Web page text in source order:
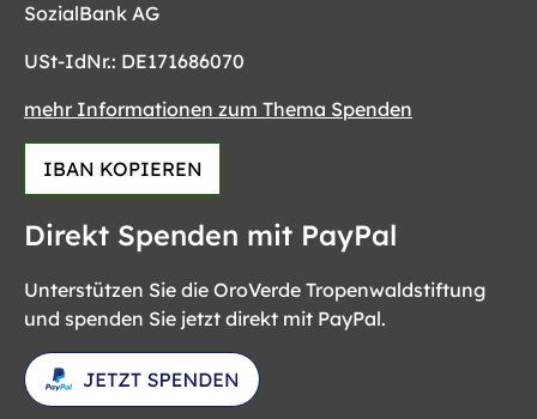
SozialBank AG
USt-IdNr.: DE171686070
mehr Informationen zum Thema Spenden
IBAN KOPIEREN
Direkt Spenden mit PayPal
Unterstützen Sie die OroVerde Tropenwaldstiftung
und spenden Sie jetzt direkt mit PayPal.